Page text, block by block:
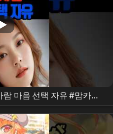
마음 선택 자유 #맘카페
#연애 #외로울때 #자존
유형별 # esfp #맘카
개발